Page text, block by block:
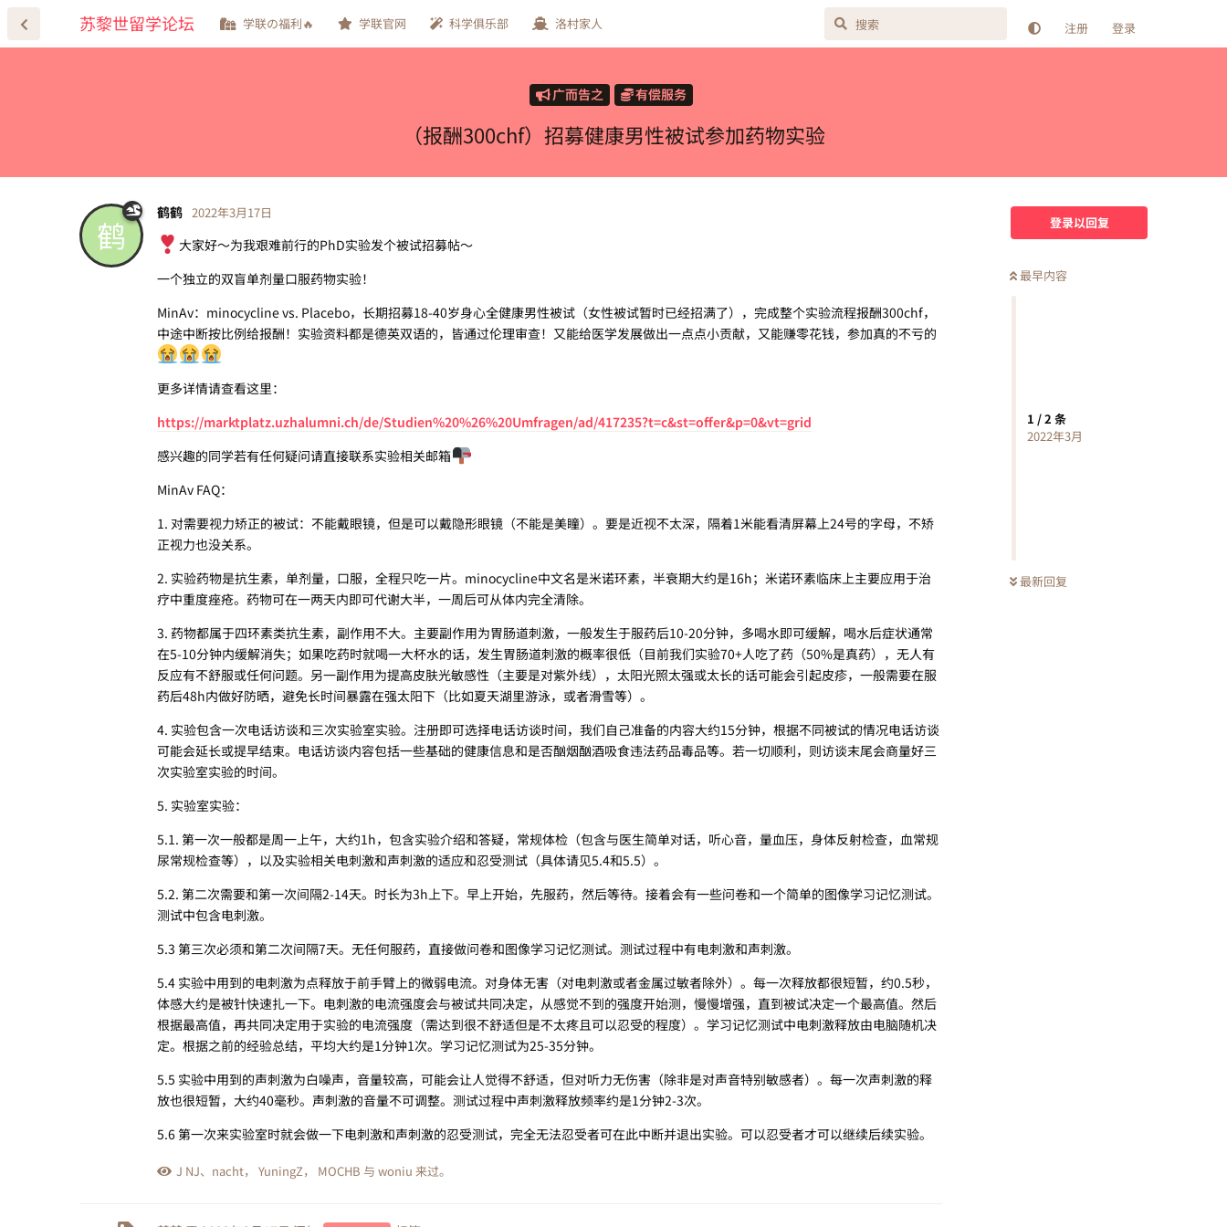
苏黎世留学论坛 学联の福利🔥 学联官网 科学俱乐部 洛村家人 注册 登录
广而告之 有偿服务
（报酬300chf）招募健康男性被试参加药物实验
登录以回复
最早内容
1 /2 条
2022年3月
最新回复
鹤
鹤鹤 2022年3月17日
大家好～为我艰难前行的PhD实验发个被试招募帖～
一个独立的双盲单剂量口服药物实验！
MinAv：minocycline vs. Placebo，长期招募18-40岁身心全健康男性被试（女性被试暂时已经招满了），完成整个实验流程报酬300chf，
中途中断按比例给报酬！实验资料都是德英双语的，皆通过伦理审查！又能给医学发展做出一点点小贡献，又能赚零花钱，参加真的不亏的
更多详情请查看这里：
https://marktplatz.uzhalumni.ch/de/Studien%20%26%20Umfragen/ad/417235?t=c&st=offer&p=0&vt=grid
感兴趣的同学若有任何疑问请直接联系实验相关邮箱
MinAv FAQ：
1. 对需要视力矫正的被试：不能戴眼镜，但是可以戴隐形眼镜（不能是美瞳）。要是近视不太深，隔着1米能看清屏幕上24号的字母，不矫
正视力也没关系。
2. 实验药物是抗生素，单剂量，口服，全程只吃一片。minocycline中文名是米诺环素，半衰期大约是16h；米诺环素临床上主要应用于治
疗中重度痤疮。药物可在一两天内即可代谢大半，一周后可从体内完全清除。
3. 药物都属于四环素类抗生素，副作用不大。主要副作用为胃肠道刺激，一般发生于服药后10-20分钟，多喝水即可缓解，喝水后症状通常
在5-10分钟内缓解消失；如果吃药时就喝一大杯水的话，发生胃肠道刺激的概率很低（目前我们实验70+人吃了药（50%是真药），无人有
反应有不舒服或任何问题。另一副作用为提高皮肤光敏感性（主要是对紫外线），太阳光照太强或太长的话可能会引起皮疹，一般需要在服
药后48h内做好防晒，避免长时间暴露在强太阳下（比如夏天湖里游泳，或者滑雪等）。
4. 实验包含一次电话访谈和三次实验室实验。注册即可选择电话访谈时间，我们自己准备的内容大约15分钟，根据不同被试的情况电话访谈
可能会延长或提早结束。电话访谈内容包括一些基础的健康信息和是否酗烟酗酒吸食违法药品毒品等。若一切顺利，则访谈末尾会商量好三
次实验室实验的时间。
5. 实验室实验：
5.1. 第一次一般都是周一上午，大约1h，包含实验介绍和答疑，常规体检（包含与医生简单对话，听心音，量血压，身体反射检查，血常规
尿常规检查等），以及实验相关电刺激和声刺激的适应和忍受测试（具体请见5.4和5.5）。
5.2. 第二次需要和第一次间隔2-14天。时长为3h上下。早上开始，先服药，然后等待。接着会有一些问卷和一个简单的图像学习记忆测试。
测试中包含电刺激。
5.3 第三次必须和第二次间隔7天。无任何服药，直接做问卷和图像学习记忆测试。测试过程中有电刺激和声刺激。
5.4 实验中用到的电刺激为点释放于前手臂上的微弱电流。对身体无害（对电刺激或者金属过敏者除外）。每一次释放都很短暂，约0.5秒，
体感大约是被针快速扎一下。电刺激的电流强度会与被试共同决定，从感觉不到的强度开始测，慢慢增强，直到被试决定一个最高值。然后
根据最高值，再共同决定用于实验的电流强度（需达到很不舒适但是不太疼且可以忍受的程度）。学习记忆测试中电刺激释放由电脑随机决
定。根据之前的经验总结，平均大约是1分钟1次。学习记忆测试为25-35分钟。
5.5 实验中用到的声刺激为白噪声，音量较高，可能会让人觉得不舒适，但对听力无伤害（除非是对声音特别敏感者）。每一次声刺激的释
放也很短暂，大约40毫秒。声刺激的音量不可调整。测试过程中声刺激释放频率约是1分钟2-3次。
5.6 第一次来实验室时就会做一下电刺激和声刺激的忍受测试，完全无法忍受者可在此中断并退出实验。可以忍受者才可以继续后续实验。
J NJ、 nacht， YuningZ， MOCHB 与 woniu 来过。